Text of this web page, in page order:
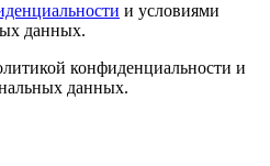
и условиями
данных.
конфиденциальности и
данных.